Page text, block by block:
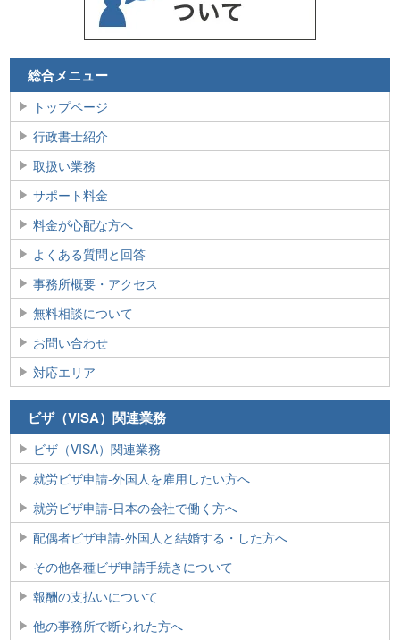
総合メニュー
トップページ
行政書士紹介
取扱い業務
サポート料金
料金が心配な方へ
よくある質問と回答
事務所概要・アクセス
無料相談について
お問い合わせ
対応エリア
ビザ（VISA）関連業務
ビザ（VISA）関連業務
就労ビザ申請‐外国人を雇用したい方へ
就労ビザ申請‐日本の会社で働く方へ
配偶者ビザ申請‐外国人と結婚する・した方へ
その他各種ビザ申請手続きについて
報酬の支払いについて
他の事務所で断られた方へ